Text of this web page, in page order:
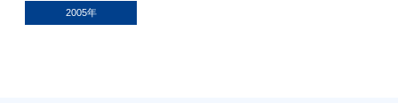
2005年